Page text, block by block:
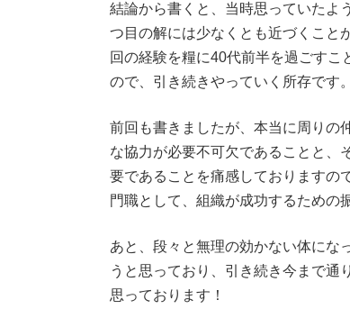
結論から書くと、当時思っていたよ
つ目の解には少なくとも近づくこと
回の経験を糧に40代前半を過ごす
ので、引き続きやっていく所存です。
前回も書きましたが、本当に周りの
な協力が必要不可欠であることと、
要であることを痛感しておりますの
門職として、組織が成功するための
あと、段々と無理の効かない体にな
うと思っており、引き続き今まで通
思っております！